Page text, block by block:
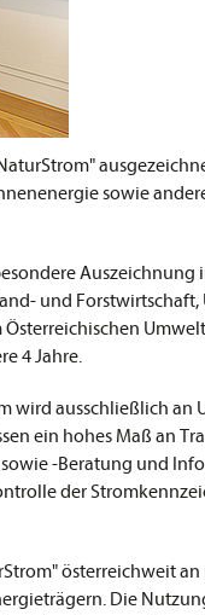
sowie
Auszeichnung
und Forstwirtschaft,
4 Jahre.
wird ausschließlich an
ein hohes Maß an
-Beratung und
der
österreichweit
Die